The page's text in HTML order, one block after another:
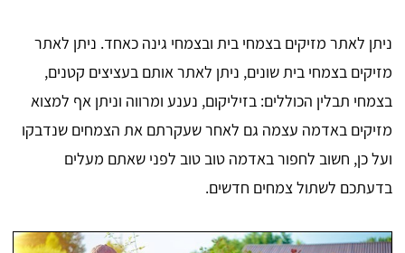
ניתן לאתר מזיקים בצמחי בית ובצמחי גינה כאחד. ניתן לאתר
מזיקים בצמחי בית שונים, ניתן לאתר אותם בעציצים קטנים,
בצמחי תבלין הכוללים: בזיליקום, נענע ומרווה וניתן אף למצוא
מזיקים באדמה עצמה גם לאחר שעקרתם את הצמחים שנדבקו
ועל כן, חשוב לחפור באדמה טוב טוב לפני שאתם מעלים
בדעתכם לשתול צמחים חדשים.